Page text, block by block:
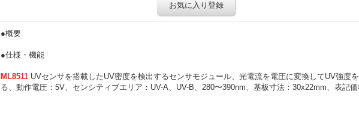
お気に入り登録
●概要
●仕様・機能
ML8511 UVセンサを搭載したUV密度を検出するセンサモジュール、光電流を電圧に変換してUV強度
る、動作電圧：5V、センシティブエリア：UV-A、UV-B、280〜390nm、基板寸法：30x22mm、表記